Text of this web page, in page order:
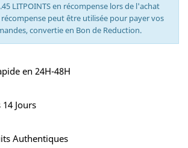
LITPOINTS en récompense lors de l'achat
peut être utilisée pour payer vos
convertie en Bon de Reduction.
en 24H-48H
Jours
Authentiques